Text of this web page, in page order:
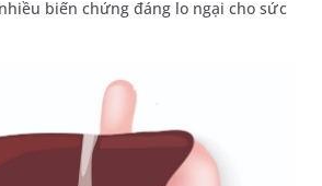
biến chứng đáng lo ngại cho sức